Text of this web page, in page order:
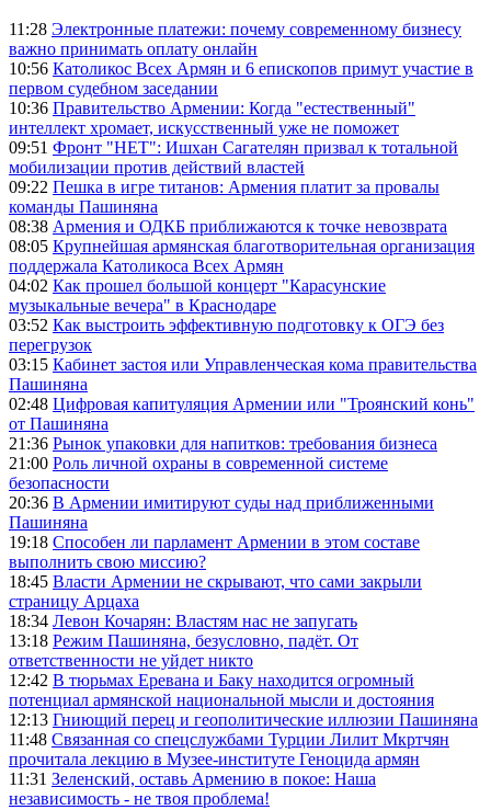
11:28 Электронные платежи: почему современному бизнесу
важно принимать оплату онлайн
10:56 Католикос Всех Армян и 6 епископов примут участие в
первом судебном заседании
10:36 Правительство Армении: Когда "естественный"
интеллект хромает, искусственный уже не поможет
09:51 Фронт "НЕТ": Ишхан Сагателян призвал к тотальной
мобилизации против действий властей
09:22 Пешка в игре титанов: Армения платит за провалы
команды Пашиняна
08:38 Армения и ОДКБ приближаются к точке невозврата
08:05 Крупнейшая армянская благотворительная организация
поддержала Католикоса Всех Армян
04:02 Как прошел большой концерт "Карасунские
музыкальные вечера" в Краснодаре
03:52 Как выстроить эффективную подготовку к ОГЭ без
перегрузок
03:15 Кабинет застоя или Управленческая кома правительства
Пашиняна
02:48 Цифровая капитуляция Армении или "Троянский конь"
от Пашиняна
21:36 Рынок упаковки для напитков: требования бизнеса
21:00 Роль личной охраны в современной системе
безопасности
20:36 В Армении имитируют суды над приближенными
Пашиняна
19:18 Способен ли парламент Армении в этом составе
выполнить свою миссию?
18:45 Власти Армении не скрывают, что сами закрыли
страницу Арцаха
18:34 Левон Кочарян: Властям нас не запугать
13:18 Режим Пашиняна, безусловно, падёт. От
ответственности не уйдет никто
12:42 В тюрьмах Еревана и Баку находится огромный
потенциал армянской национальной мысли и достояния
12:13 Гниющий перец и геополитические иллюзии Пашиняна
11:48 Связанная со спецслужбами Турции Лилит Мкртчян
прочитала лекцию в Музее-институте Геноцида армян
11:31 Зеленский, оставь Армению в покое: Наша
независимость - не твоя проблема!